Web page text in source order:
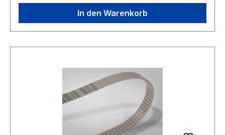
In den Warenkorb